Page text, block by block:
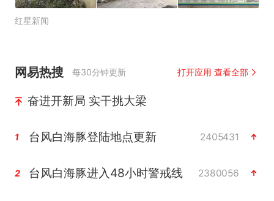
红星新闻
网易热搜 每30分钟更新 打开应用 查看全部
奋进开新局 实干挑大梁
1 台风白海豚登陆地点更新 2405431
2 台风白海豚进入48小时警戒线 2380056